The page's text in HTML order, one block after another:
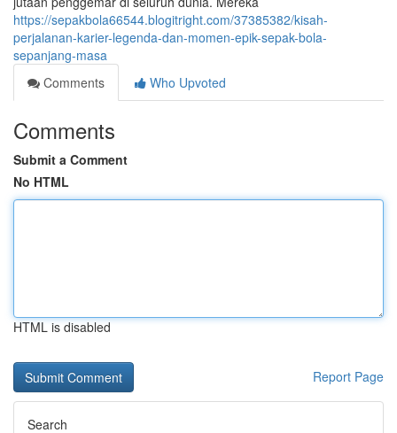
https://sepakbola66544.blogitright.com/37385382/kisah-
perjalanan-karier-legenda-dan-momen-epik-sepak-bola-
sepanjang-masa
Comments
Who Upvoted
Comments
Submit a Comment
No HTML
HTML is disabled
Report Page
Search